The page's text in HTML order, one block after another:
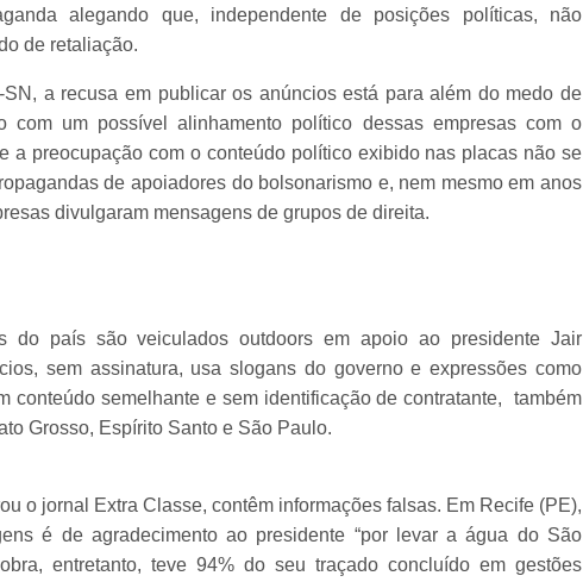
alegando que, independente de posições políticas, não
de retaliação.
a recusa em publicar os anúncios está para além do medo de
com um possível alinhamento político dessas empresas com o
a preocupação com o conteúdo político exibido nas placas não se
de apoiadores do bolsonarismo e, nem mesmo em anos
divulgaram mensagens de grupos de direita.
do país são veiculados outdoors em apoio ao presidente Jair
sem assinatura, usa slogans do governo e expressões como
conteúdo semelhante e sem identificação de contratante, também
Grosso, Espírito Santo e São Paulo.
o jornal Extra Classe, contêm informações falsas. Em Recife (PE),
é de agradecimento ao presidente “por levar a água do São
entretanto, teve 94% do seu traçado concluído em gestões